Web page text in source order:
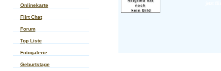
Onlinekarte
Flirt Chat
Forum
Top Liste
Fotogalerie
Geburtstage